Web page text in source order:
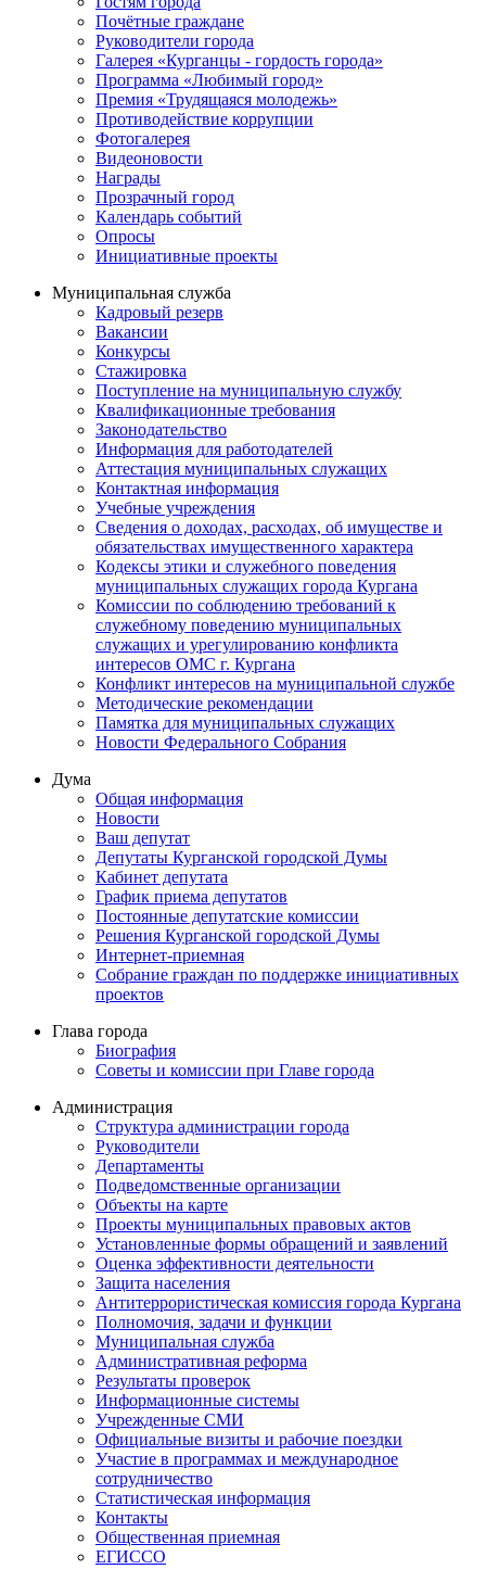
Почётные граждане
Руководители города
Галерея «Курганцы - гордость города»
Программа «Любимый город»
Премия «Трудящаяся молодежь»
Противодействие коррупции
Фотогалерея
Видеоновости
Награды
Прозрачный город
Календарь событий
Опросы
Инициативные проекты
Муниципальная служба
Кадровый резерв
Вакансии
Конкурсы
Стажировка
Поступление на муниципальную службу
Квалификационные требования
Законодательство
Информация для работодателей
Аттестация муниципальных служащих
Контактная информация
Учебные учреждения
Сведения о доходах, расходах, об имуществе и
обязательствах имущественного характера
Кодексы этики и служебного поведения
муниципальных служащих города Кургана
Комиссии по соблюдению требований к
служебному поведению муниципальных
служащих и урегулированию конфликта
интересов ОМС г. Кургана
Конфликт интересов на муниципальной службе
Методические рекомендации
Памятка для муниципальных служащих
Новости Федерального Cобрания
Дума
Общая информация
Новости
Ваш депутат
Депутаты Курганской городской Думы
Кабинет депутата
График приема депутатов
Постоянные депутатские комиссии
Решения Курганской городской Думы
Интернет-приемная
Собрание граждан по поддержке инициативных
проектов
Глава города
Биография
Советы и комиссии при Главе города
Администрация
Структура администрации города
Руководители
Департаменты
Подведомственные организации
Объекты на карте
Проекты муниципальных правовых актов
Установленные формы обращений и заявлений
Оценка эффективности деятельности
Защита населения
Антитеррористическая комиссия города Кургана
Полномочия, задачи и функции
Муниципальная служба
Административная реформа
Результаты проверок
Информационные системы
Учрежденные СМИ
Официальные визиты и рабочие поездки
Участие в программах и международное
сотрудничество
Статистическая информация
Контакты
Общественная приемная
ЕГИССО